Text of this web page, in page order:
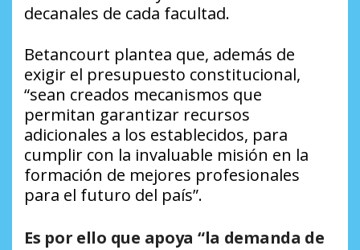
decanales de cada facultad.
Betancourt plantea que, además de
exigir el presupuesto constitucional,
“sean creados mecanismos que
permitan garantizar recursos
adicionales a los establecidos, para
cumplir con la invaluable misión en la
formación de mejores profesionales
para el futuro del país”.
Es por ello que apoya “la demanda de